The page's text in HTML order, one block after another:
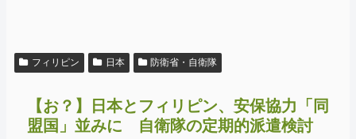
フィリピン 日本 防衛省・自衛隊
【お？】日本とフィリピン、安保協力「同
盟国」並みに 自衛隊の定期的派遣検討